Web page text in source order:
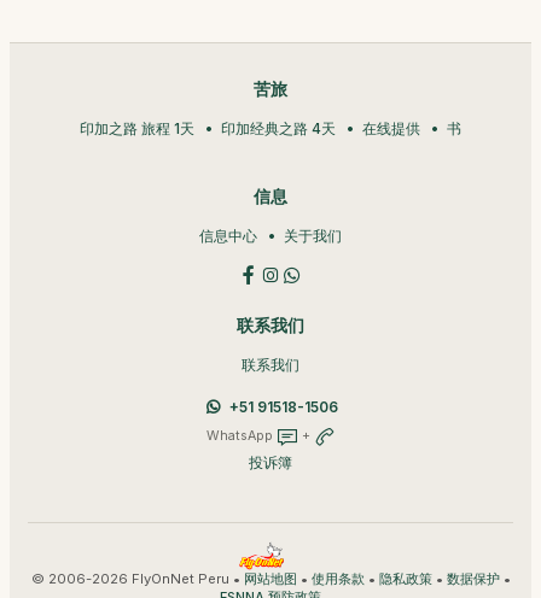
苦旅
印加之路 旅程 1天 印加经典之路 4天 在线提供 书
信息
信息中心 关于我们
联系我们
联系我们
+51 91518-1506
WhatsApp +
投诉簿
© 2006-2026 FlyOnNet Peru • 网站地图 • 使用条款 • 隐私政策• 数据保护•